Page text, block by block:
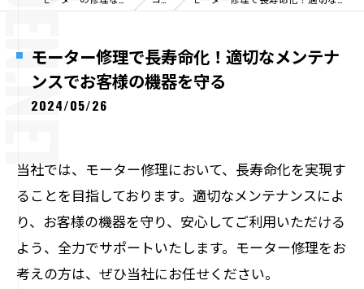
モーター修理で長寿命化！適切なメンテナ
ンスでお客様の機器を守る
2024/05/26
当社では、モーター修理において、長寿命化を実現す
ることを目指しております。適切なメンテナンスによ
り、お客様の機器を守り、安心してご利用いただける
よう、全力でサポートいたします。モーター修理をお
考えの方は、ぜひ当社にお任せください。